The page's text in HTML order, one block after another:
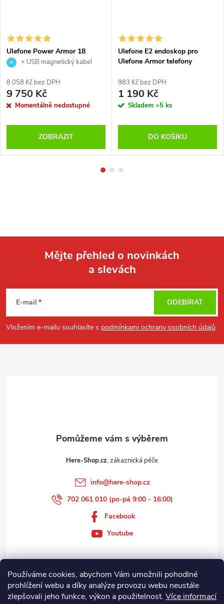
Používáme cookies, abychom Vám umožnili pohodlné
prohlížení webu a díky analýze provozu webu neustále
zlepšovali jeho funkce, výkon a použitelnost. Více informací
Ulefone Power Armor 18
+ USB magnetický kabel
8 058 Kč bez DPH
9 750 Kč
Momentálně nedostupné
ZOBRAZIT
Ulefone E2 endoskop pro
Ulefone Armor telefony
983 Kč bez DPH
1 190 Kč
Skladem >5 ks
DO KOŠÍKU
p
a
Mějte přehled o novinkách
a slevách
E-mail
Vložením e-mailu souhlasíte s podmínkami ochrany osobních údajů
ODEBÍRAT
Zákaznický servis
Here-Shop.cz
info@here-shop.cz
702 061 010 (po-pá 9:00 - 16:00)
Facebook
Youtube